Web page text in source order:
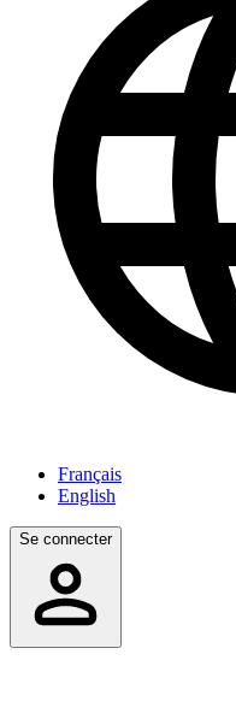
Français
English
Se connecter